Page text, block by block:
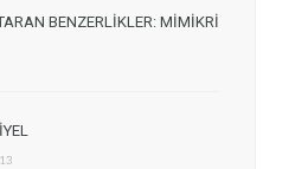
BENZERLİKLER: MİMİKRİ